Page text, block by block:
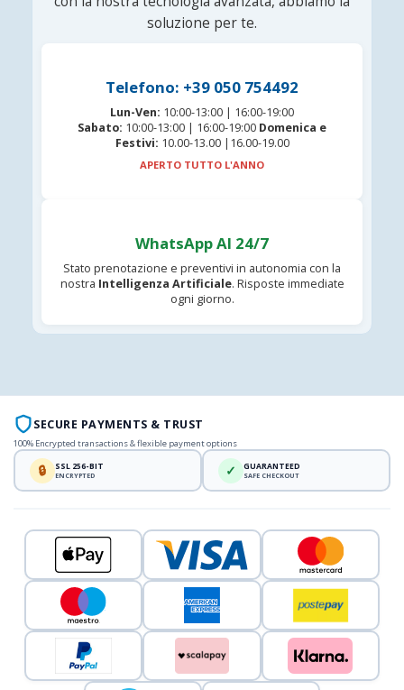
soluzione per te.
Telefono: +39 050 754492
Lun-Ven: 10:00-13:00 | 16:00-19:00
Sabato: 10:00-13:00 | 16:00-19:00 Domenica e
Festivi: 10.00-13.00 |16.00-19.00
APERTO TUTTO L'ANNO
WhatsApp AI 24/7
Stato prenotazione e preventivi in autonomia con la
nostra Intelligenza Artificiale. Risposte immediate
ogni giorno.
SECURE PAYMENTS & TRUST
100% Encrypted transactions & flexible payment options
🔒 SSL 256-BIT
ENCRYPTED ✓ GUARANTEED
SAFE CHECKOUT